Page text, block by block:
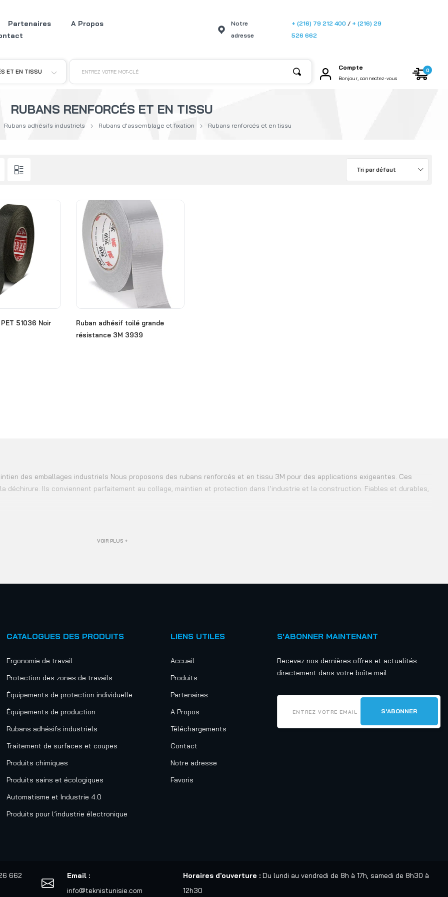
Partenaires
A Propos
Notre
adresse
+ (216) 79 212 400 / + (216) 29
526 662
ET EN TISSU ENTREZ VOTRE MOT-CLÉ
Compte
Bonjour, connectez-vous
0
RUBANS RENFORCÉS ET EN TISSU
Rubans adhésifs industriels Rubans d'assemblage et fixation Rubans renforcés et en tissu
Tri par défaut
51036 Noir
Ruban adhésif toilé grande
résistance 3M 3939
des emballages industriels Nous proposons des rubans renforcés et en tissu 3M pour des applications exigeantes. Ces
déchirure. Ils conviennent parfaitement au collage, maintien et protection dans l’industrie et la construction. Fiables et durables,
VOIR PLUS +
CATALOGUES DES PRODUITS
Ergonomie de travail
Protection des zones de travails
Équipements de protection individuelle
Équipements de production
Rubans adhésifs industriels
Traitement de surfaces et coupes
Produits chimiques
Produits sains et écologiques
Automatisme et Industrie 4.0
Produits pour l’industrie électronique
LIENS UTILES
Accueil
Produits
Partenaires
A Propos
Téléchargements
Contact
Notre adresse
Favoris
S'ABONNER MAINTENANT
Recevez nos dernières offres et actualités
directement dans votre boîte mail.
662
Email :
info@teknistunisie.com
Horaires d'ouverture : Du lundi au vendredi de 8h à 17h, samedi de 8h30 à
12h30